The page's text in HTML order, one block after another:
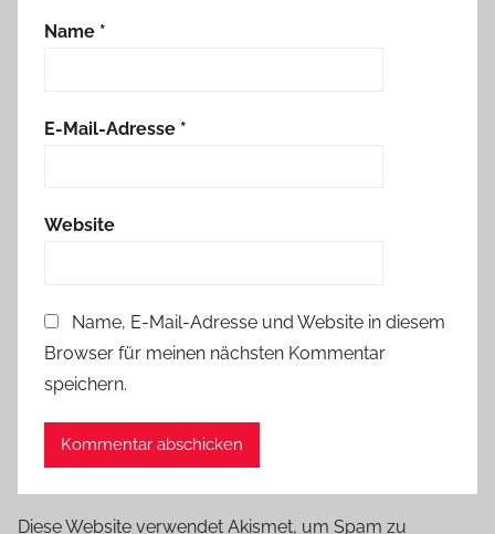
Name *
E-Mail-Adresse *
Website
Name, E-Mail-Adresse und Website in diesem
Browser für meinen nächsten Kommentar
speichern.
Diese Website verwendet Akismet, um Spam zu